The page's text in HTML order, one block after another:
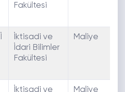
Fakültesi
İktisadi ve
İdari Bilimler
Fakültesi
Maliye
İktisadi ve Maliye